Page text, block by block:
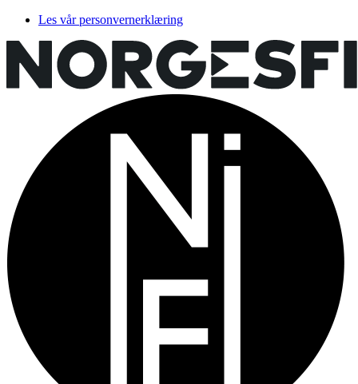
Les vår personvernerklæring